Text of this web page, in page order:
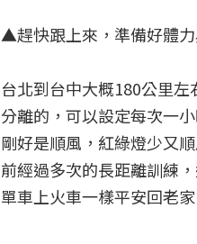
▲趕快跟上來，準備好體力
台北到台中大概180公里
分離的，可以設定每次一
剛好是順風，紅綠燈少又
前經過多次的長距離訓練
單車上火車一樣平安回老家